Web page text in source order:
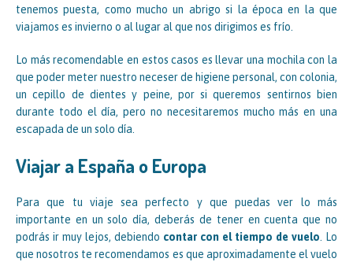
tenemos puesta, como mucho un abrigo si la época en la que
viajamos es invierno o al lugar al que nos dirigimos es frío.
Lo más recomendable en estos casos es llevar una mochila con la
que poder meter nuestro neceser de higiene personal, con colonia,
un cepillo de dientes y peine, por si queremos sentirnos bien
durante todo el día, pero no necesitaremos mucho más en una
escapada de un solo día.
Viajar a España o Europa
Para que tu viaje sea perfecto y que puedas ver lo más
importante en un solo día, deberás de tener en cuenta que no
podrás ir muy lejos, debiendo contar con el tiempo de vuelo. Lo
que nosotros te recomendamos es que aproximadamente el vuelo